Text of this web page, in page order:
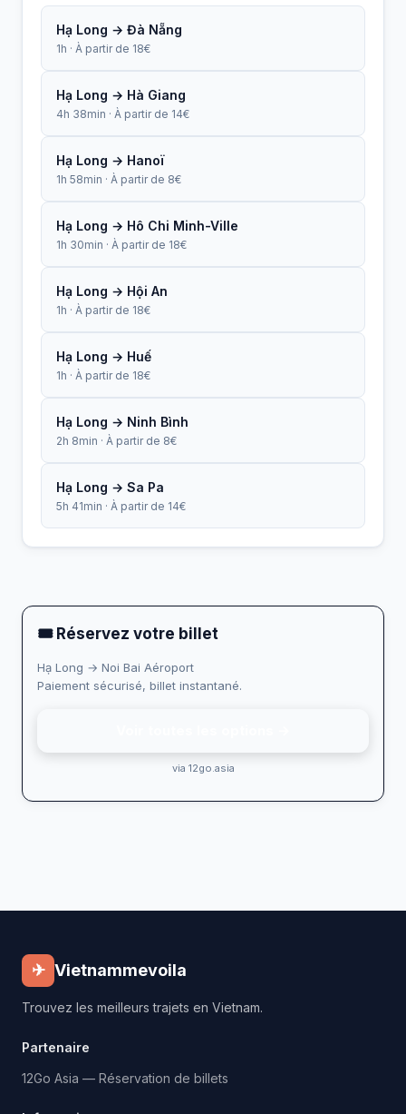
Hạ Long → Đà Nẵng
1h · À partir de 18€
Hạ Long → Hà Giang
4h 38min · À partir de 14€
Hạ Long → Hanoï
1h 58min · À partir de 8€
Hạ Long → Hô Chi Minh-Ville
1h 30min · À partir de 18€
Hạ Long → Hội An
1h · À partir de 18€
Hạ Long → Huế
1h · À partir de 18€
Hạ Long → Ninh Bình
2h 8min · À partir de 8€
Hạ Long → Sa Pa
5h 41min · À partir de 14€
🎟 Réservez votre billet
Hạ Long → Noi Bai Aéroport
Paiement sécurisé, billet instantané.
via 12go.asia
✈ Vietnammevoila
Trouvez les meilleurs trajets en Vietnam.
Partenaire
12Go Asia — Réservation de billets